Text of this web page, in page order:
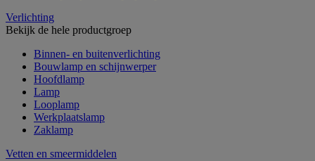
Verlichting
Bekijk de hele productgroep
Binnen- en buitenverlichting
Bouwlamp en schijnwerper
Hoofdlamp
Lamp
Looplamp
Werkplaatslamp
Zaklamp
Vetten en smeermiddelen